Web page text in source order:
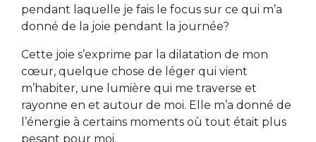
pendant laquelle je fais le focus sur ce qui m’a
donné de la joie pendant la journée?
Cette joie s’exprime par la dilatation de mon
cœur, quelque chose de léger qui vient
m’habiter, une lumière qui me traverse et
rayonne en et autour de moi. Elle m’a donné de
l’énergie à certains moments où tout était plus
pesant pour moi.